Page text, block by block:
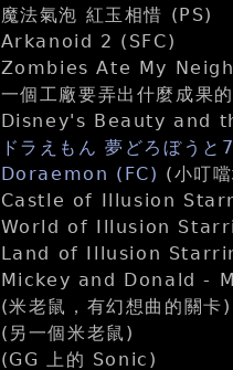
魔法氣泡 紅玉相惜 (PS)
Arkanoid 2 (SFC)
Zombies Ate My
一個工廠要弄出什麼成果
Disney's Beauty and
ドラえもん 夢どろぼう
Doraemon (FC) (小叮
Castle of Illusion
World of Illusion
Land of Illusion
Mickey and Donald -
(米老鼠，有幻想曲的關卡)
(另一個米老鼠)
(GG 上的 Sonic)